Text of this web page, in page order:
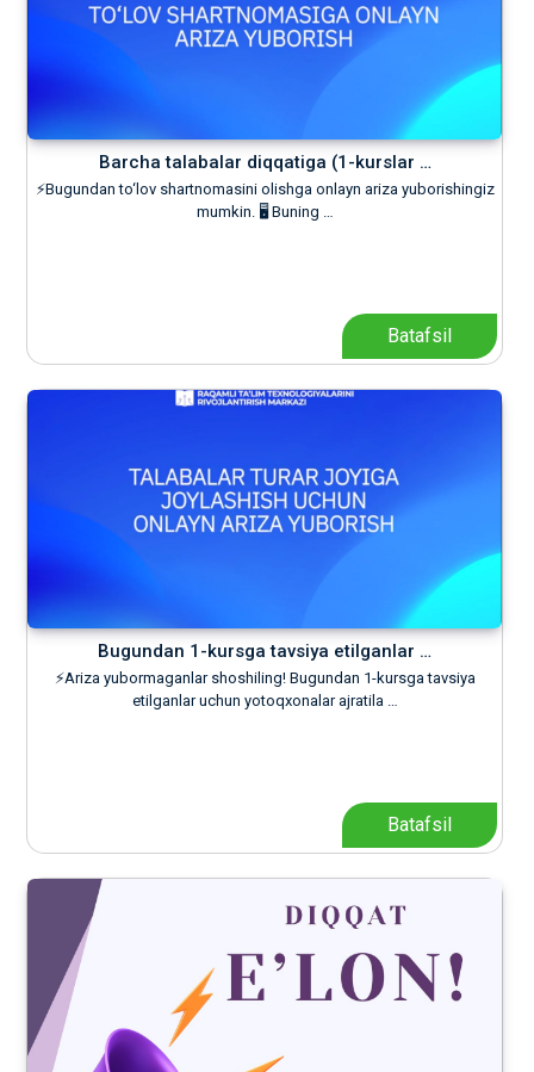
Barcha talabalar diqqatiga (1-kurslar …
⚡️Bugundan to‘lov shartnomasini olishga onlayn ariza yuborishingiz
mumkin. 🖥 Buning …
Batafsil
Bugundan 1-kursga tavsiya etilganlar …
⚡️Ariza yubormaganlar shoshiling! Bugundan 1-kursga tavsiya
etilganlar uchun yotoqxonalar ajratila …
Batafsil